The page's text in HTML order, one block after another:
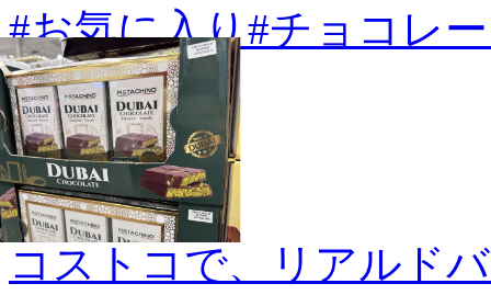
#お気に入り#チョコレ
コストコで、リアルド